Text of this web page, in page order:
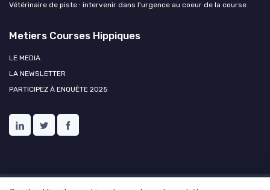
Vétérinaire de piste : intervenir dans l'urgence au coeur de la course
Metiers Courses Hippiques
LE MEDIA
LA NEWSLETTER
PARTICIPEZ À ENQUÊTE 2025